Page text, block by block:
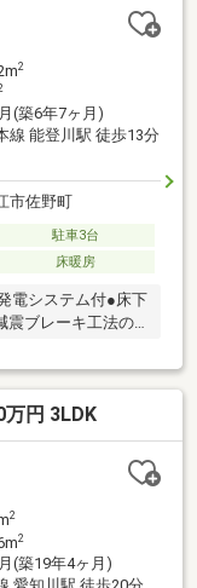
きない場合があり
2
(築6年7ヶ月)
線 能登川駅 徒歩13分
市佐野町
駐車3台
床暖房
電システム付●床下
震ブレーキ工法の
（車種による）●
歩５分●ドラッグ
ブルガラス樹脂サ
コキュート370Ｌ※
象に含まれません
円 3LDK
2
2
(築19年4ヶ月)